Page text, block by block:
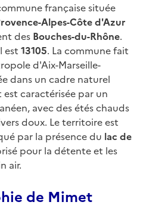
française située
Alpes-Côte d'Azur
des Bouches-du-Rhône.
est 13105. La commune fait
d'Aix-Marseille-
dans un cadre naturel
est caractérisée par un
avec des étés chauds
doux. Le territoire est
par la présence du lac de
pour la détente et les
air.
de Mimet